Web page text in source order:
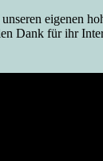
eigenen
Dank für ihr